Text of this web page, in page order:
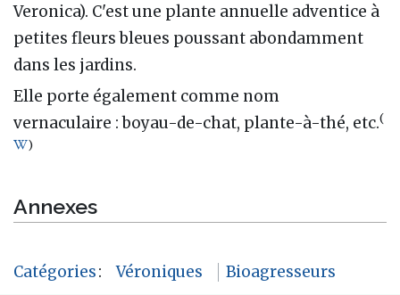
Veronica). C'est une plante annuelle adventice à
petites fleurs bleues poussant abondamment
dans les jardins.
Elle porte également comme nom
vernaculaire : boyau-de-chat, plante-à-thé, etc.(
)
Annexes
Catégories: Véroniques Bioagresseurs